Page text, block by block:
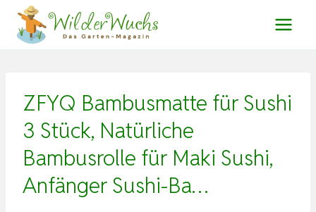
Zum
Inhalt
ZFYQ Bambusmatte für Sushi
3 Stück, Natürliche
Bambusrolle für Maki Sushi,
Anfänger Sushi-Ba…